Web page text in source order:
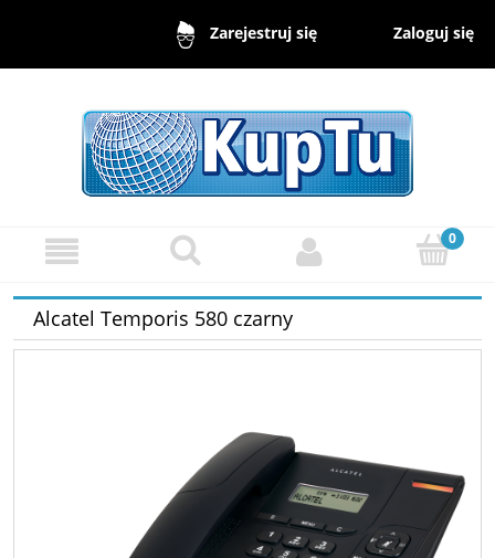
Zarejestruj się Zaloguj się
Alcatel Temporis 580 czarny